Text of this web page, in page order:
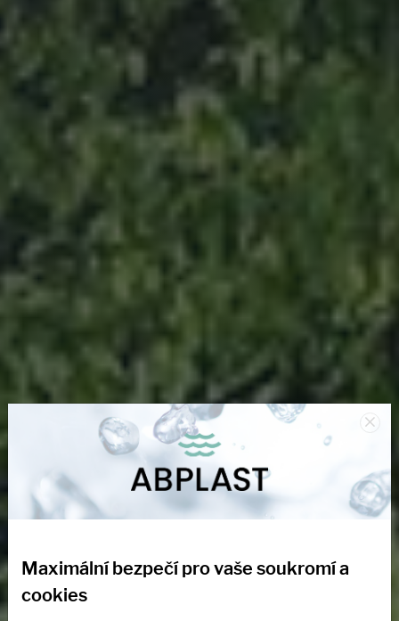
Certifikované ČOV –
Karlovy Vary a okolí
×
Maximální bezpečí pro vaše soukromí a
cookies